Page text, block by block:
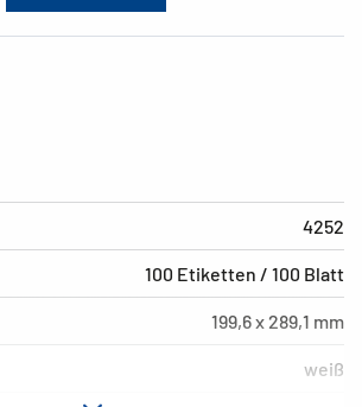
4252
100 Etiketten / 100 Blatt
199,6 x 289,1 mm
weiß